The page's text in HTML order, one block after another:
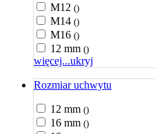
M12 ()
M14 ()
M16 ()
12 mm ()
więcej...ukryj
Rozmiar uchwytu
12 mm ()
16 mm ()